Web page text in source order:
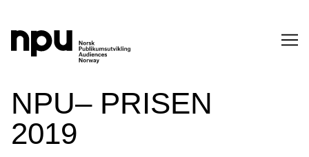
SØK
NPU– PRISEN
2019